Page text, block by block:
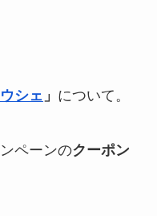
シェ 」 について。
ペーンのクーポン